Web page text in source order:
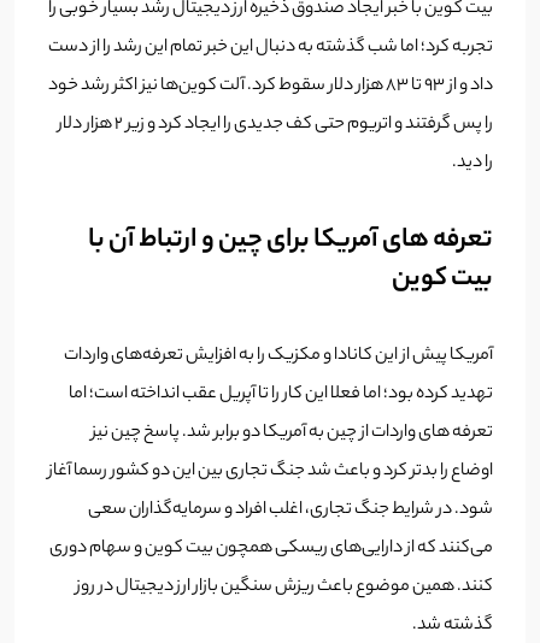
بیت کوین با خبر ایجاد صندوق ذخیره ارز دیجیتال رشد بسیار خوبی را
تجربه کرد؛ اما شب گذشته به دنبال این خبر تمام این رشد را از دست
داد و از 93 تا 83 هزار دلار سقوط کرد. آلت کوین‌ها نیز اکثر رشد خود
را پس گرفتند و اتریوم حتی کف جدیدی را ایجاد کرد و زیر 2 هزار دلار
را دید.
تعرفه های آمریکا برای چین و ارتباط آن با
بیت کوین
آمریکا پیش از این کانادا و مکزیک را به افزایش تعرفه‌های واردات
تهدید کرده بود؛ اما فعلا این کار را تا آپریل عقب انداخته است؛ اما
تعرفه های واردات از چین به آمریکا دو برابر شد. پاسخ چین نیز
اوضاع را بدتر کرد و باعث شد جنگ تجاری بین این دو کشور رسما آغاز
شود. در شرایط جنگ تجاری، اغلب افراد و سرمایه‌گذاران سعی
می‌کنند که از دارایی‌های ریسکی همچون بیت کوین و سهام دوری
کنند. همین موضوع باعث ریزش سنگین بازار ارز دیجیتال در روز
گذشته شد.